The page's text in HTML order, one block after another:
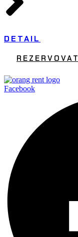
DETAIL
REZERVOVAT
Facebook